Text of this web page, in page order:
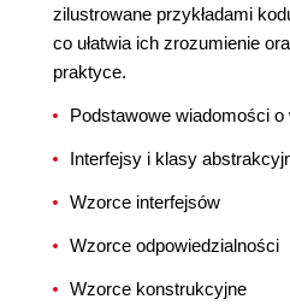
zilustrowane przykładami
co ułatwia ich zrozumienie
praktyce.
Podstawowe wiadomości
Interfejsy i klasy
Wzorce interfejsów
Wzorce odpowiedzialności
Wzorce konstrukcyjne